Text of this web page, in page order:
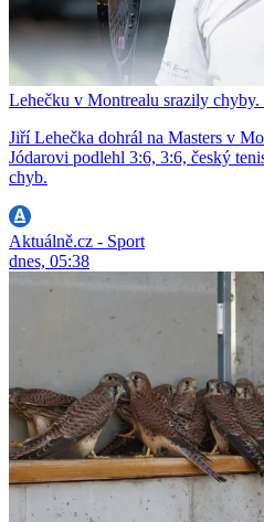
Lehečku v Montrealu srazily chyby.
Jiří Lehečka dohrál na Masters v
Jódarovi podlehl 3:6, 3:6, český
chyb.
Aktuálně.cz - Sport
dnes, 05:38